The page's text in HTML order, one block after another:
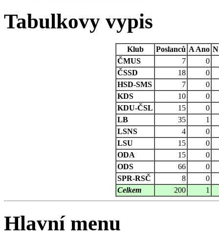
Tabulkovy vypis
Klub Poslanců A Ano N
ČMUS
7
0
ČSSD
18
0
HSD-SMS
7
0
KDS
10
0
KDU-ČSL
15
0
LB
35
1
LSNS
4
0
LSU
15
0
ODA
15
0
ODS
66
0
SPR-RSČ
8
0
Celkem
200 1
Hlavní menu